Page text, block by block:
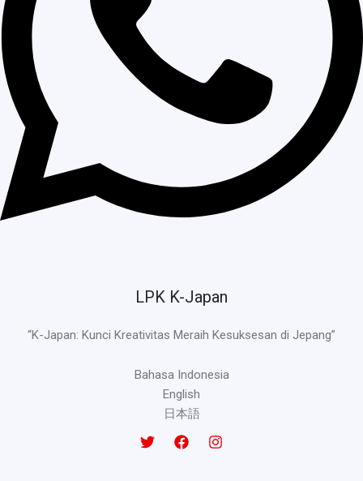
LPK K-Japan
“K-Japan: Kunci Kreativitas Meraih Kesuksesan di Jepang”
Bahasa Indonesia
English
日本語